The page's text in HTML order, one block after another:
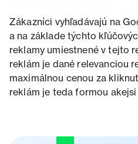
Zákazníci vyhľadávajú na
a na základe týchto
reklamy umiestnené v tejto
reklám je dané relevanciou
maximálnou cenou za
reklám je teda formou